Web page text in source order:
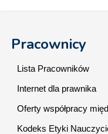
Pracownicy
Lista Pracowników
Internet dla prawnika
Oferty współpracy
Kodeks Etyki